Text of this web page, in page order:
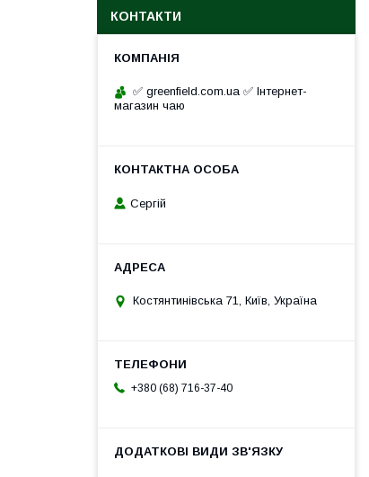
КОНТАКТИ
✅ greenfield.com.ua ✅ Інтернет-
магазин чаю
Сергій
Костянтинівська 71, Київ, Україна
+380 (68) 716-37-40